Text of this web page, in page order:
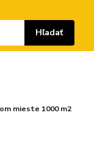
Hľadať
mieste 1000 m2